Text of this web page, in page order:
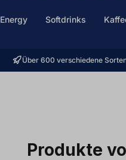
Energy Softdrinks
Über 600 verschiedene
Produkte